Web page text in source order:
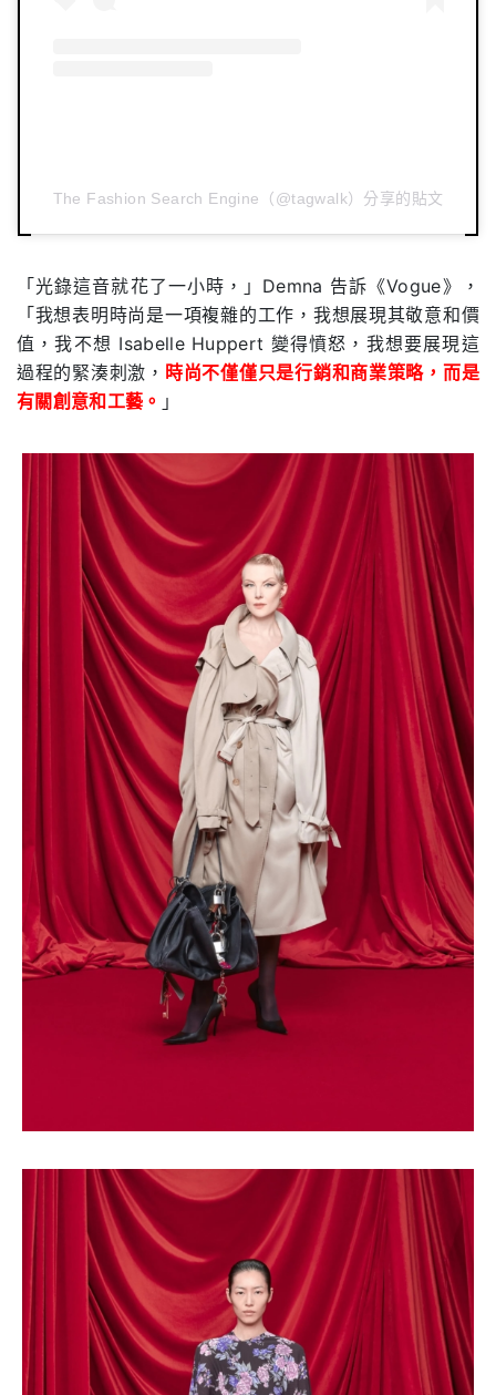
The Fashion Search Engine（@tagwalk）分享的貼文
「光錄這音就花了一小時，」Demna 告訴《Vogue》，
「我想表明時尚是一項複雜的工作，我想展現其敬意和價
值，我不想 Isabelle Huppert 變得憤怒，我想要展現這
過程的緊湊刺激， 時尚不僅僅只是行銷和商業策略，而是
有關創意和工藝。 」